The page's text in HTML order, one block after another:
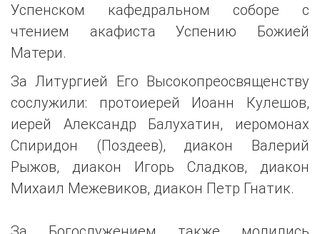
Успенском кафедральном соборе с
чтением акафиста Успению Божией
Матери.
За Литургией Его Высокопреосвященству
сослужили: протоиерей Иоанн Кулешов,
иерей Александр Балухатин, иеромонах
Спиридон (Поздеев), диакон Валерий
Рыжов, диакон Игорь Сладков, диакон
Михаил Межевиков, диакон Петр Гнатик.